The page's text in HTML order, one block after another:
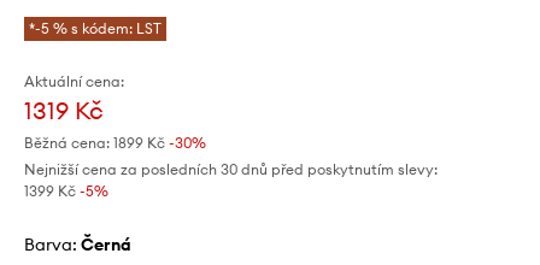
*-5 % s kódem: LST
Aktuální cena:
1319 Kč
Běžná cena: 1899 Kč -30%
Nejnižší cena za posledních 30 dnů před poskytnutím slevy:
1399 Kč -5%
Barva: černá